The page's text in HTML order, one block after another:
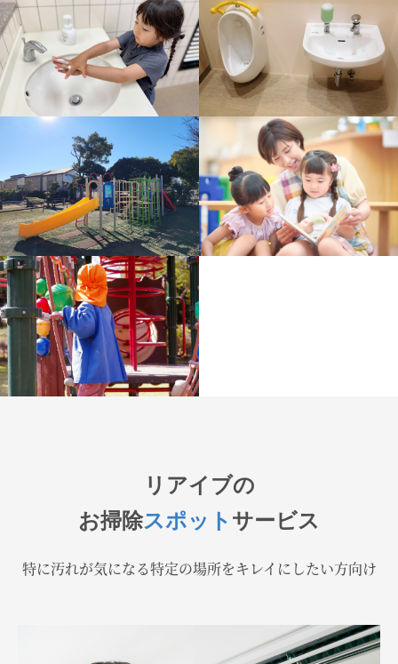
リアイブの
お掃除スポット サービス
特に汚れが気になる特定の場所をキレイにしたい方向け